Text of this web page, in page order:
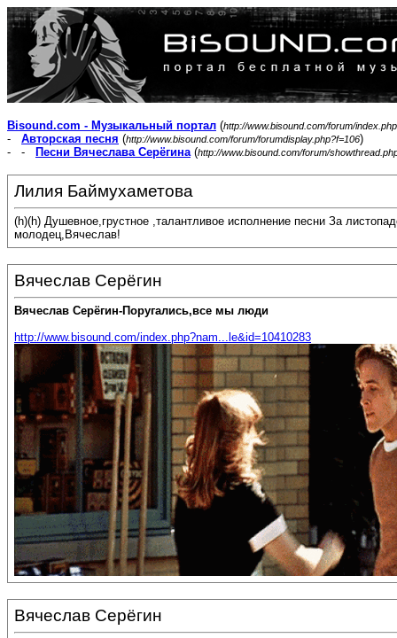
Bisound.com - Музыкальный портал (http://www.bisound.com/forum/index.php
- Авторская песня (http://www.bisound.com/forum/forumdisplay.php?f=106)
- -
Песни Вячеслава Серёгина(http://www.bisound.com/forum/
Лилия Баймухаметова
(h)(h) Душевное,грустное ,талантливое исполнение песни За
молодец,Вячеслав!
Вячеслав Серёгин
Вячеслав Серёгин-Поругались,все мы люди
http://www.bisound.com/index.php?nam...le&id=10410283
Вячеслав Серёгин